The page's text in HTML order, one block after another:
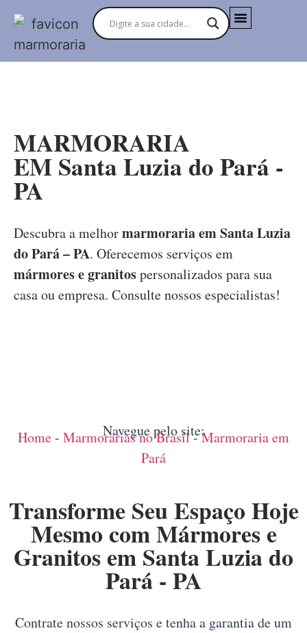
MARMORARIA
EM Santa Luzia do Pará -
PA
Descubra a melhormarmoraria em Santa Luzia
do Pará – PA. Oferecemos serviços em
mármores e granitospersonalizados para sua
casa ou empresa. Consulte nossos especialistas!
Navegue pelo site:
Home- Marmorarias no Brasil-Marmoraria em
Pará
Transforme Seu Espaço Hoje
Mesmo com Mármores e
Granitos em Santa Luzia do
Pará - PA
Contrate nossos serviços e tenha a garantia de um